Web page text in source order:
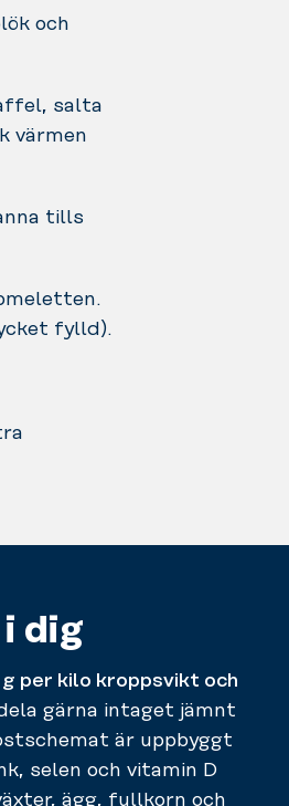
och
salta
värmen
tills
fylld).
dig
per kilo kroppsvikt och
gärna intaget jämnt
är uppbyggt
selen och vitamin D
ägg, fullkorn och